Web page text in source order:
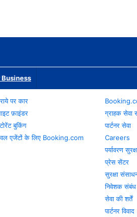
पर कार
फ़ाइंडर
बुकिंग
एजेंटों के लिए Booking.com
ग्राहक सेवा
पार्टनर सेवा
Careers
पर्यावरण
प्रेस सेंटर
सुरक्षा
निवेशक संबंध
सेवा की शर्तें
पार्टनर विवाद